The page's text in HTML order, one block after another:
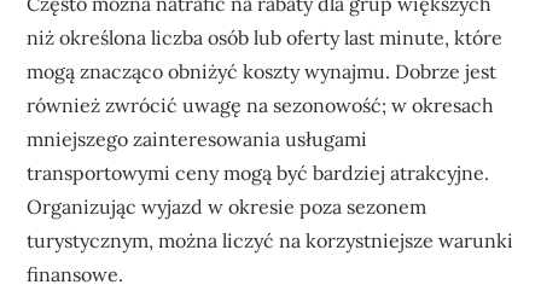
niż określona liczba osób lub oferty last minute, które
mogą znacząco obniżyć koszty wynajmu. Dobrze jest
również zwrócić uwagę na sezonowość; w okresach
mniejszego zainteresowania usługami
transportowymi ceny mogą być bardziej atrakcyjne.
Organizując wyjazd w okresie poza sezonem
turystycznym, można liczyć na korzystniejsze warunki
finansowe.